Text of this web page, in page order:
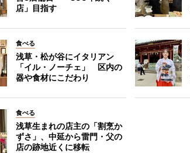
店」目指す
食べる
浅草・松が谷にイタリアン
「イル・ノーチェ」 区内の
器や食材にこだわり
食べる
浅草生まれの店主の「割烹か
ずさ」、中延から雷門・父の
店の跡地近くに移転